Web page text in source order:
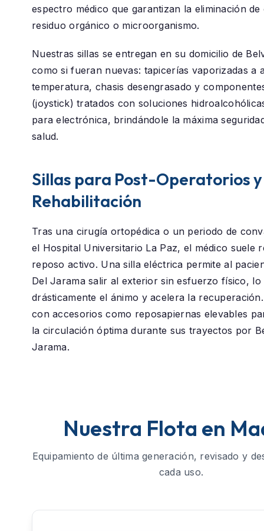
espectro médico que garantizan la eliminación de
residuo orgánico o microorganismo.
Nuestras sillas se entregan en su domicilio de
como si fueran nuevas: tapicerías vaporizadas a
temperatura, chasis desengrasado y
(joystick) tratados con soluciones
para electrónica, brindándole la máxima
salud.
Sillas para Post-Operatorios y
Rehabilitación
Tras una cirugía ortopédica o un periodo de
el Hospital Universitario La Paz, el médico suele
reposo activo. Una silla eléctrica permite al
Del Jaramasalir al exterior sin esfuerzo físico, lo
drásticamente el ánimo y acelera la
con accesorios como reposapiernas elevables
la circulación óptima durante sus trayectos por
Jarama.
Nuestra Flota en
Equipamiento de última generación, revisado y
cada uso.